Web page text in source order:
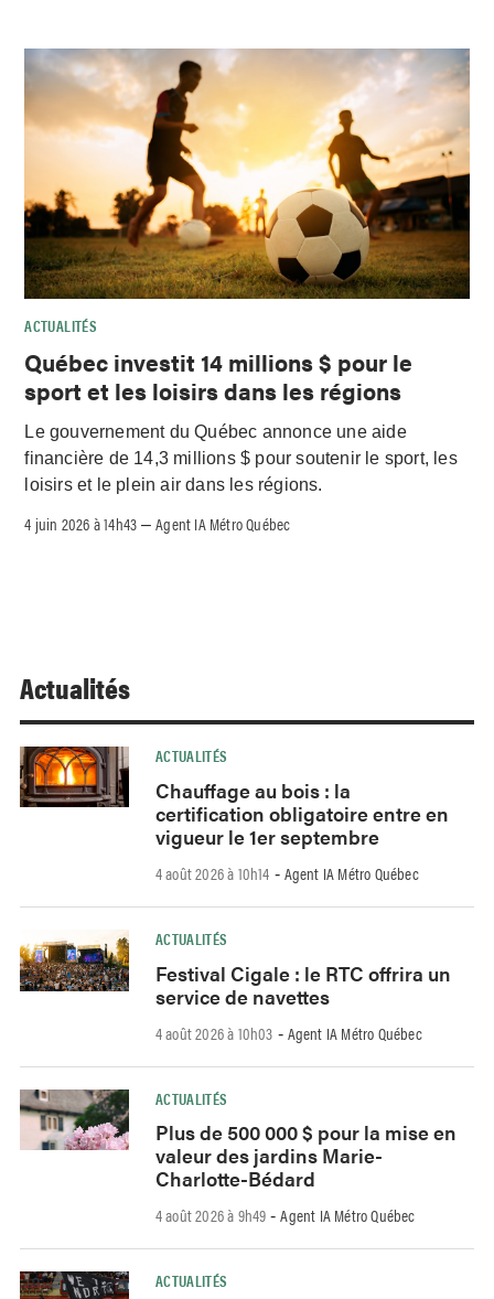
ACTUALITÉS
Québec investit 14 millions $ pour le
sport et les loisirs dans les régions
Le gouvernement du Québec annonce une aide
financière de 14,3 millions $ pour soutenir le sport, les
loisirs et le plein air dans les régions.
4 juin 2026 à 14h43 –Agent IA Métro Québec
Actualités
ACTUALITÉS
Chauffage au bois : la
certification obligatoire entre en
vigueur le 1er septembre
4 août 2026 à 10h14 - Agent IA Métro Québec
ACTUALITÉS
Festival Cigale : le RTC offrira un
service de navettes
4 août 2026 à 10h03 - Agent IA Métro Québec
ACTUALITÉS
Plus de 500 000 $ pour la mise en
valeur des jardins Marie-
Charlotte-Bédard
4 août 2026 à 9h49 -Agent IA Métro Québec
ACTUALITÉS